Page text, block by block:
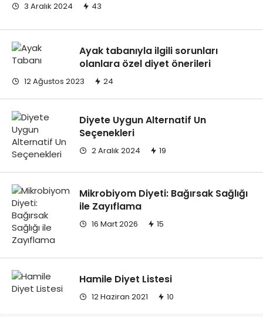
3 Aralık 2024 43
Ayak tabanıyla ilgili sorunları
olanlara özel diyet önerileri
12 Ağustos 2023 24
Diyete Uygun Alternatif Un
Seçenekleri
2 Aralık 2024 19
Mikrobiyom Diyeti: Bağırsak Sağlığı
ile Zayıflama
16 Mart 2026 15
Hamile Diyet Listesi
12 Haziran 2021 10